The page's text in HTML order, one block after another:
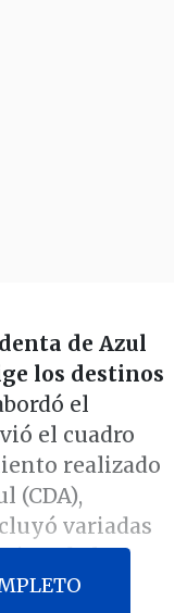
de Azul
los destinos
el
el cuadro
realizado
(CDA),
variadas
de la
Clark.